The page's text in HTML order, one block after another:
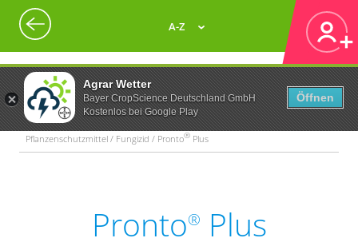
Agrar Wetter
Bayer CropScience Deutschland GmbH
Kostenlos bei Google Play
Öffnen
A-Z
Pflanzenschutzmittel / Fungizid / Pronto® Plus
Pronto® Plus